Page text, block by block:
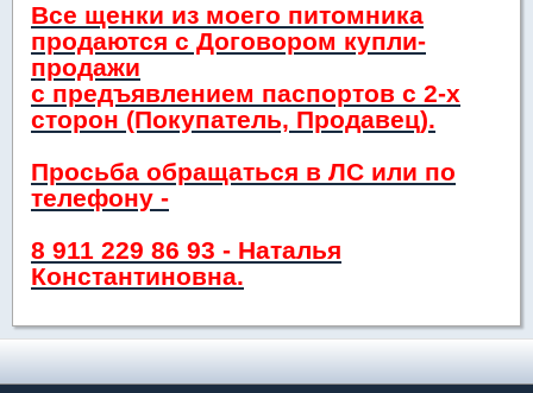
Все щенки из моего питомника
продаются с Договором купли-
продажи
с предъявлением паспортов с 2-х
сторон (Покупатель, Продавец).
Просьба обращаться в ЛС или по
телефону -
8 911 229 86 93 - Наталья
Константиновна.